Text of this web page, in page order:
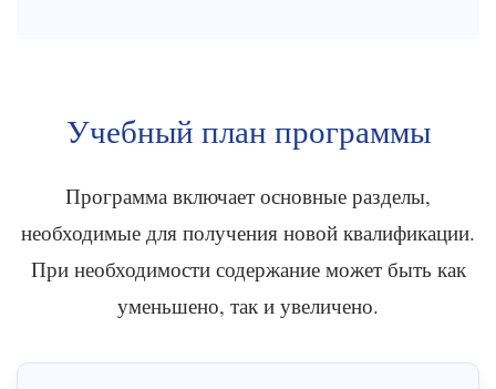
Учебный план программы
Программа включает основные разделы,
необходимые для получения новой квалификации.
При необходимости содержание может быть как
уменьшено, так и увеличено.